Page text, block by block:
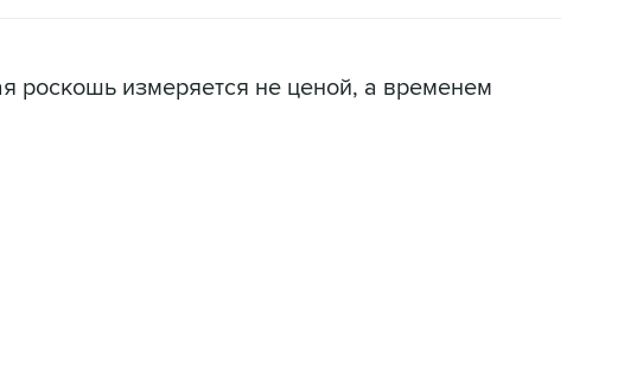
роскошь измеряется не ценой, а временем